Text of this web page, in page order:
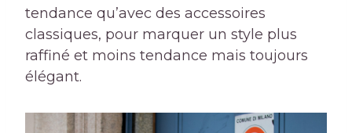
tendance qu’avec des accessoires
classiques, pour marquer un style plus
raffiné et moins tendance mais toujours
élégant.